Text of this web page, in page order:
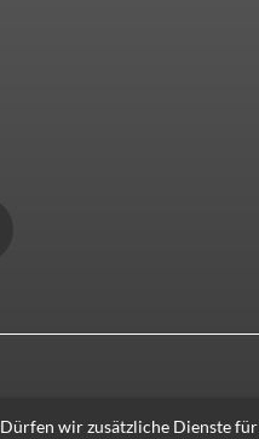
Dürfen wir zusätzliche Dienste für